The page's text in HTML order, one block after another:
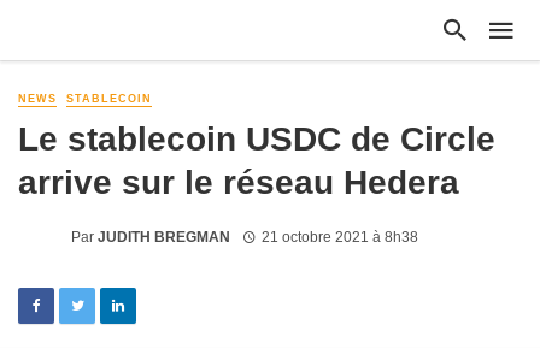
NEWS STABLECOIN
Le stablecoin USDC de Circle
arrive sur le réseau Hedera
Par JUDITH BREGMAN 21 octobre 2021 à 8h38